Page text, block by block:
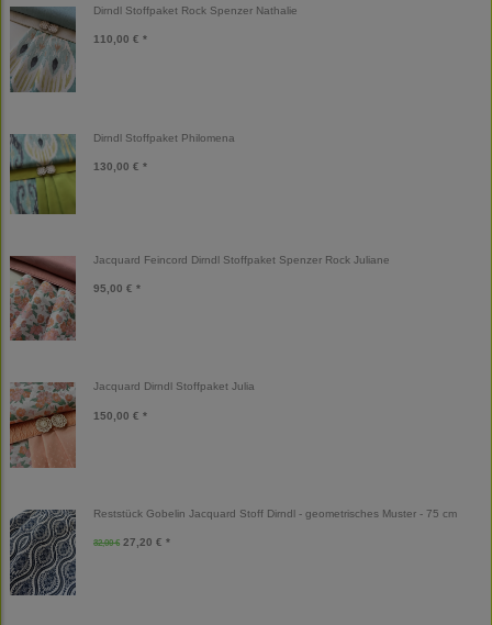
Dirndl Stoffpaket Rock Spenzer Nathalie
110,00 € *
Dirndl Stoffpaket Philomena
130,00 € *
Jacquard Feincord Dirndl Stoffpaket Spenzer Rock Juliane
95,00 € *
Jacquard Dirndl Stoffpaket Julia
150,00 € *
Reststück Gobelin Jacquard Stoff Dirndl - geometrisches Muster - 75 cm
32,00 € 27,20 € *